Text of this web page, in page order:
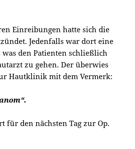
Einreibungen hatte sich die
Jedenfalls war dort eine
den Patienten schließlich
zu gehen. Der überwies
Hautklinik mit dem Vermerk:
für den nächsten Tag zur Op.